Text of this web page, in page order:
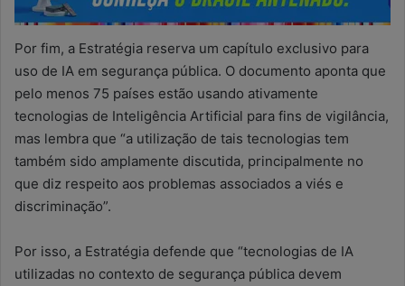
Por fim, a Estratégia reserva um capítulo exclusivo para
uso de IA em segurança pública. O documento aponta que
pelo menos 75 países estão usando ativamente
tecnologias de Inteligência Artificial para fins de vigilância,
mas lembra que “a utilização de tais tecnologias tem
também sido amplamente discutida, principalmente no
que diz respeito aos problemas associados a viés e
discriminação”.
Por isso, a Estratégia defende que “tecnologias de IA
utilizadas no contexto de segurança pública devem